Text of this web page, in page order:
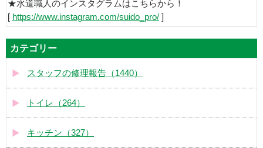
★水道職人のインスタグラムはこちらから！
[ https://www.instagram.com/suido_pro/ ]
カテゴリー
スタッフの修理報告（1440）
トイレ（264）
キッチン（327）